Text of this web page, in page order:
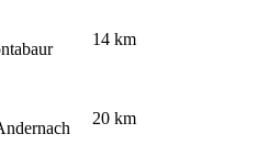
14 km
20 km